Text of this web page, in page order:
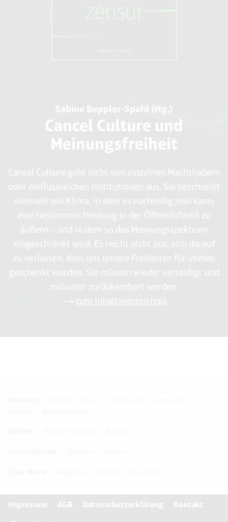
Sabine Beppler-Spahl (Hg.)
Cancel Culture und
Meinungsfreiheit
Cancel Culture geht nicht von einzelnen Machthabern
oder einflussreichen Institutionen aus. Sie beschreibt
vielmehr ein Klima, in dem es nachteilig sein kann,
eine bestimmte Meinung in der Öffentlichkeit zu
äußern – und in dem so das Meinungsspektrum
eingeschränkt wird. Es reicht nicht aus, sich darauf
zu verlassen, dass uns unsere Freiheiten für immer
geschenkt wurden. Sie müssen wieder verteidigt und
mitunter zurückerobert werden.
zum Inhaltsverzeichnis
Impressum AGB Datenschutzerklärung Kontakt